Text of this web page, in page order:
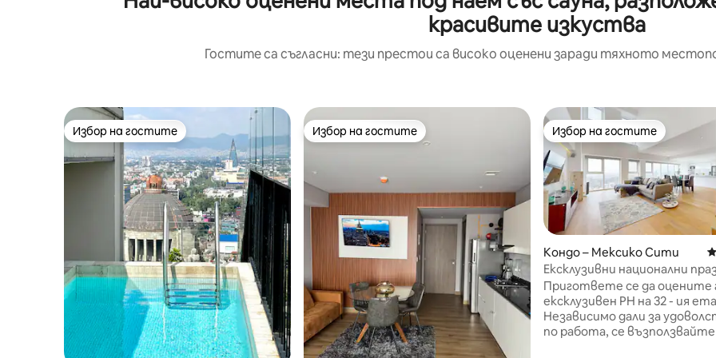
красивите изкуства
Гостите са съгласни: тези престои са високо оценени заради тяхното
Избор на гостите
Избор на гостите Избор на гостите
Избор на гостите Избор на гостите
Избор на гостите
Кондо – Мексико Сити
Ексклузивни национални
с удобства
Пригответе се да оцените
ексклузивен PH на 32 - ия
Независимо дали за
по работа, се